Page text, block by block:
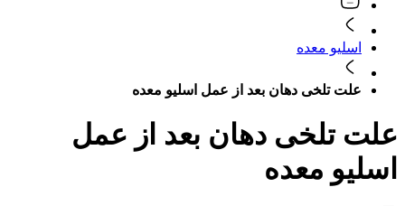
اسلیو معده
علت تلخی دهان بعد از عمل اسلیو معده
علت تلخی دهان بعد از عمل
اسلیو معده